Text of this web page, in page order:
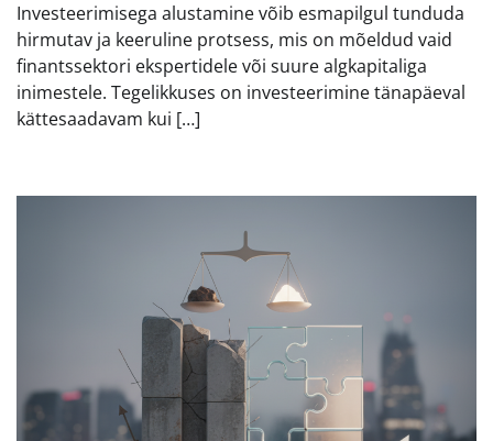
Investeerimisega alustamine võib esmapilgul tunduda
hirmutav ja keeruline protsess, mis on mõeldud vaid
finantssektori ekspertidele või suure algkapitaliga
inimestele. Tegelikkuses on investeerimine tänapäeval
kättesaadavam kui […]